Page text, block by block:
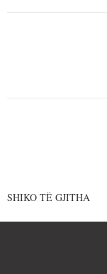
SHIKO TË GJITHA